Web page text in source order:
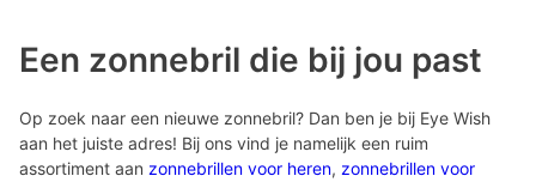
Een zonnebril die bij jou past
Op zoek naar een nieuwe zonnebril? Dan ben je bij Eye Wish
aan het juiste adres! Bij ons vind je namelijk een ruim
assortiment aan zonnebrillen voor heren, zonnebrillen voor